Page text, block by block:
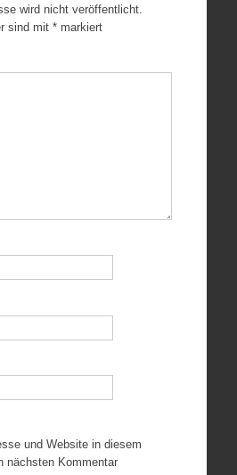
wird nicht veröffentlicht.
sind mit *markiert
und Website in diesem
nächsten Kommentar